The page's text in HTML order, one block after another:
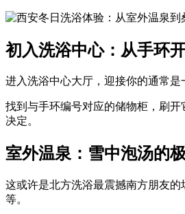
初入洗浴中心：从手环
进入洗浴中心大厅，迎接你的通常
找到与手环编号对应的储物柜，刷
决定。
室外温泉：雪中泡汤的
这或许是北方洗浴最震撼南方朋友
等。